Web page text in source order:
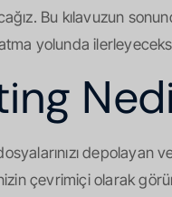
Bu kılavuzun
yolunda
çevrimiçi olarak